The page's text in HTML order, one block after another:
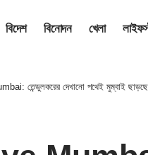
বিদেশ বিনোদন খেলা
তেন্ডুলকরের দেখানো পথেই মুম্বাই